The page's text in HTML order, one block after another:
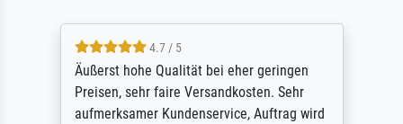
4.7 / 5
Äußerst hohe Qualität bei eher geringen
Preisen, sehr faire Versandkosten. Sehr
aufmerksamer Kundenservice, Auftrag wird